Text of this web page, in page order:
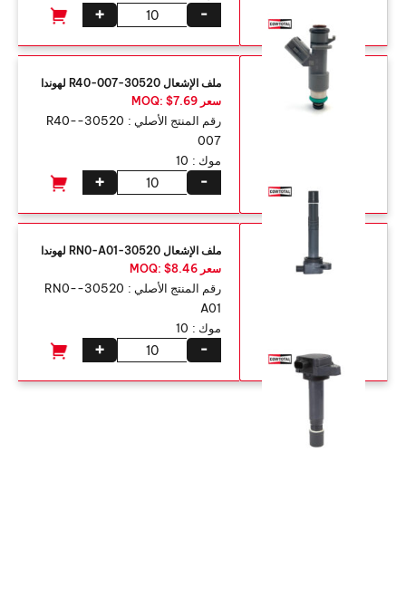
+ -
ملف الإشعال 30520-R40-007 لهوندا
سعر MOQ: $7.69
رقم المنتج الأصلي :
30520-R40-
007
موك : 10
+ -
ملف الإشعال 30520-RN0-A01 لهوندا
سعر MOQ: $8.46
رقم المنتج الأصلي :
30520-RN0-
A01
موك : 10
+ -